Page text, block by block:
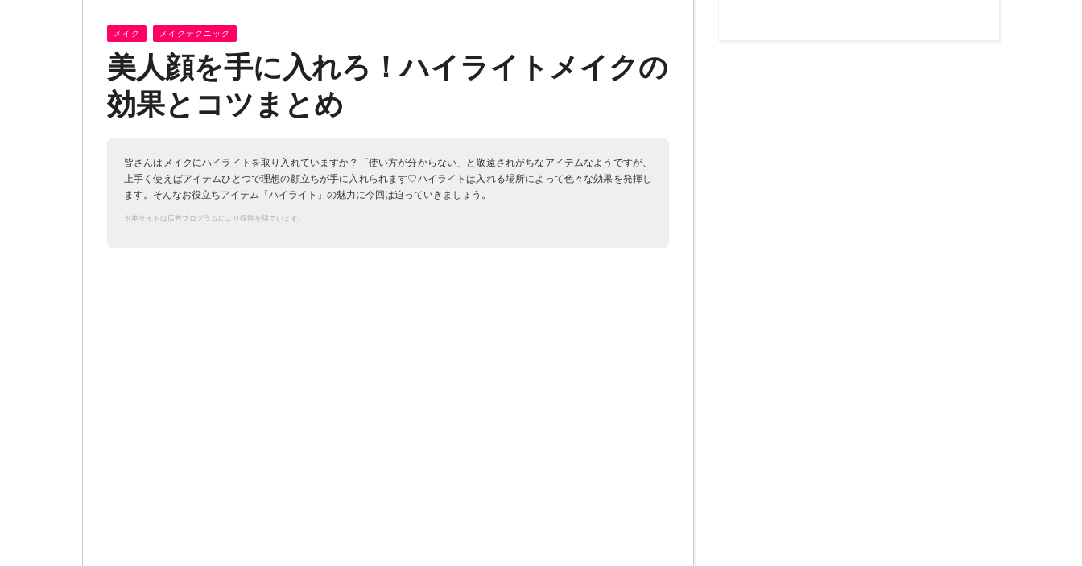
メイク メイクテクニック
美人顔を手に入れろ！ハイライトメイクの
効果とコツまとめ
皆さんはメイクにハイライトを取り入れていますか？「使い方が分からない」と敬遠されがちなアイテムなようですが、
上手く使えばアイテムひとつで理想の顔立ちが手に入れられます♡ハイライトは入れる場所によって色々な効果を発揮し
ます。そんなお役立ちアイテム「ハイライト」の魅力に今回は迫っていきましょう。
※本サイトは広告プログラムにより収益を得ています。